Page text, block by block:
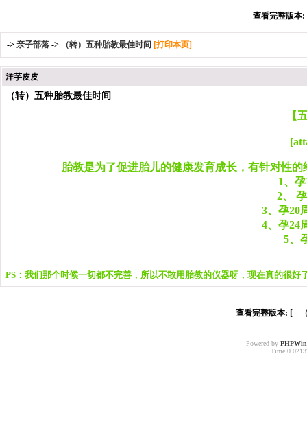
查看完整版本
-> 亲子部落 -> （转）五种胎教最佳时间 [打印本页]
洋芋皮皮
（转）五种胎教最佳时间
【
胎教是为了促进胎儿的健康发育成长，有针对性
1、
2、
3、孕20
4、孕24
5、
PS：我们那个时候一切都不完善，所以不敢用胎教的仪器呀，现在真的很好
查看完整版本: [--
Powered by
Time